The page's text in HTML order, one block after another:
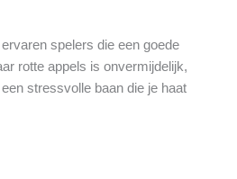
spelers die een goede
rotte appels is onvermijdelijk,
stressvolle baan die je haat